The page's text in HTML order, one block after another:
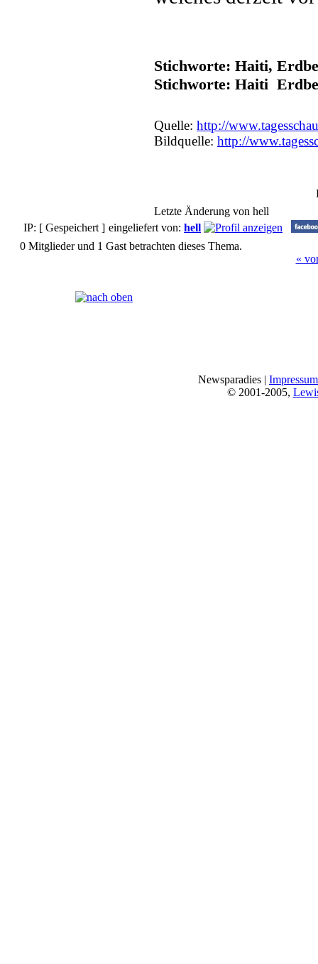
Stichworte: Haiti,
Stichworte: Haiti
Quelle: http://
Bildquelle: http://
Letzte Änderung von hell
IP: [ Gespeichert ] eingeliefert von: hell
0 Mitglieder und 1 Gast betrachten dieses Thema.
«
Newsparadies | Impressum
© 2001-2005,